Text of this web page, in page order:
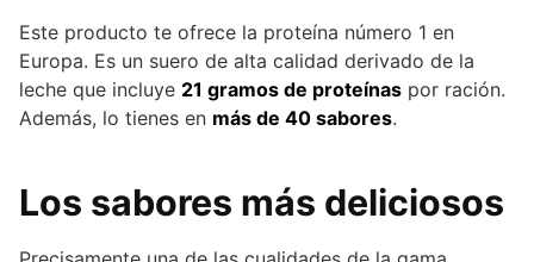
Este producto te ofrece la proteína número 1 en
Europa. Es un suero de alta calidad derivado de la
leche que incluye 21 gramos de proteínas por ración.
Además, lo tienes en más de 40 sabores.
Los sabores más deliciosos